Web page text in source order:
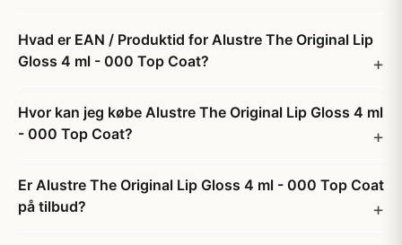
Hvad er EAN / Produktid for Alustre The Original Lip
Gloss 4 ml - 000 Top Coat?
Hvor kan jeg købe Alustre The Original Lip Gloss 4 ml
- 000 Top Coat?
Er Alustre The Original Lip Gloss 4 ml - 000 Top Coat
på tilbud?